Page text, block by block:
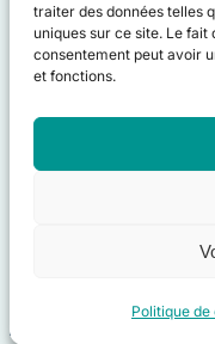
traiter des données telles
uniques sur ce site. Le
consentement peut avoir
et fonctions.
Politique
Charte
CGU
Plan du